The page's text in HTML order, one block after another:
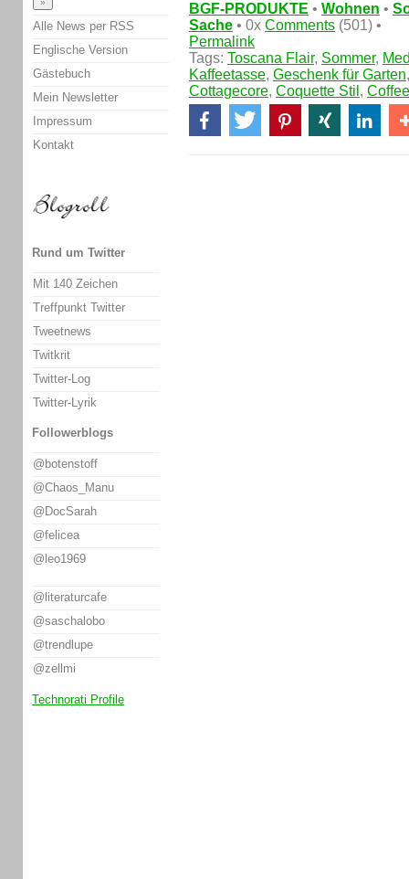
BGF-PRODUKTE • Wohnen •
Sache • 0x Comments (501) •
Permalink
Tags: Toscana Flair, Sommer,
Kaffeetasse, Geschenk für Garten
Cottagecore, Coquette Stil ,
Alle News per RSS
Englische Version
Gästebuch
Mein Newsletter
Impressum
Kontakt
Rund um Twitter
Mit 140 Zeichen
Treffpunkt Twitter
Tweetnews
Twitkrit
Twitter-Log
Twitter-Lyrik
Followerblogs
@botenstoff
@Chaos_Manu
@DocSarah
@felicea
@leo1969
@literaturcafe
@saschalobo
@trendlupe
@zellmi
Technorati Profile